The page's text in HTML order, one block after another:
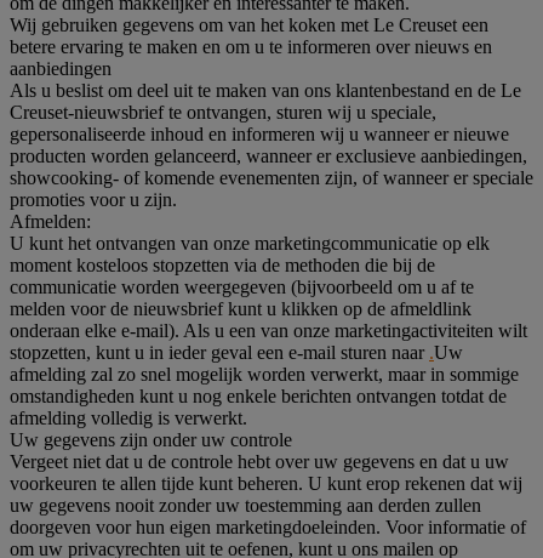
Wij gebruiken gegevens om van het koken met Le Creuset een
betere ervaring te maken en om u te informeren over nieuws en
aanbiedingen
Als u beslist om deel uit te maken van ons klantenbestand en de Le
Creuset-nieuwsbrief te ontvangen, sturen wij u speciale,
gepersonaliseerde inhoud en informeren wij u wanneer er nieuwe
producten worden gelanceerd, wanneer er exclusieve aanbiedingen,
showcooking- of komende evenementen zijn, of wanneer er speciale
promoties voor u zijn.
Afmelden:
U kunt het ontvangen van onze marketingcommunicatie op elk
moment kosteloos stopzetten via de methoden die bij de
communicatie worden weergegeven (bijvoorbeeld om u af te
melden voor de nieuwsbrief kunt u klikken op de afmeldlink
onderaan elke e-mail). Als u een van onze marketingactiviteiten wilt
stopzetten, kunt u in ieder geval een e-mail sturen naar .Uw
afmelding zal zo snel mogelijk worden verwerkt, maar in sommige
omstandigheden kunt u nog enkele berichten ontvangen totdat de
afmelding volledig is verwerkt.
Uw gegevens zijn onder uw controle
Vergeet niet dat u de controle hebt over uw gegevens en dat u uw
voorkeuren te allen tijde kunt beheren. U kunt erop rekenen dat wij
uw gegevens nooit zonder uw toestemming aan derden zullen
doorgeven voor hun eigen marketingdoeleinden. Voor informatie of
om uw privacyrechten uit te oefenen, kunt u ons mailen op